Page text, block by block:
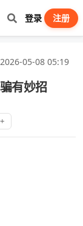
登录 注册
2026-05-08 05:19
有妙招